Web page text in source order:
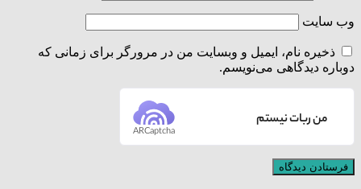
وب‌ سایت
ذخیره نام، ایمیل و وبسایت من در مرورگر برای زمانی که
دوباره دیدگاهی می‌نویسم.
من ربات نیستم
ARCaptcha